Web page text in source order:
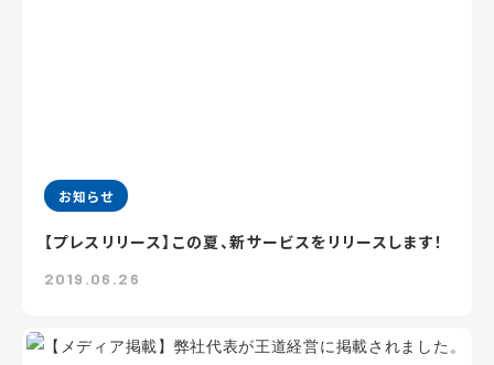
お知らせ
【プレスリリース】この夏、新サービスをリリースします！
2019.06.26